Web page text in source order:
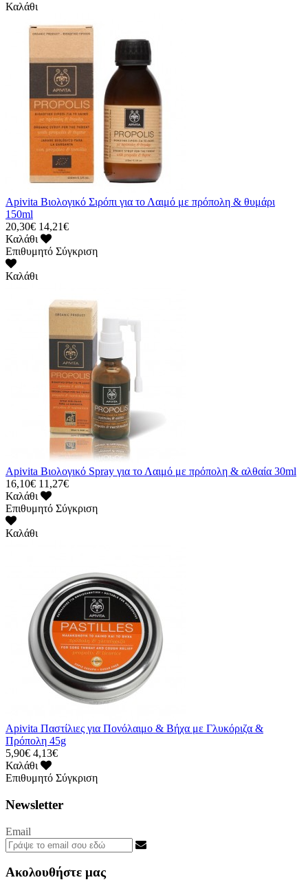
Καλάθι
Apivita Βιολογικό Σιρόπι για το Λαιμό με πρόπολη & θυμάρι
150ml
20,30€ 14,21€
Καλάθι
Επιθυμητό Σύγκριση
Καλάθι
Apivita Βιολογικό Spray για το Λαιμό με πρόπολη & αλθαία 30ml
16,10€ 11,27€
Καλάθι
Επιθυμητό Σύγκριση
Καλάθι
Apivita Παστίλιες για Πονόλαιμο & Βήχα με Γλυκόριζα &
Πρόπολη 45g
5,90€ 4,13€
Καλάθι
Επιθυμητό Σύγκριση
Newsletter
Email
Ακολουθήστε μας